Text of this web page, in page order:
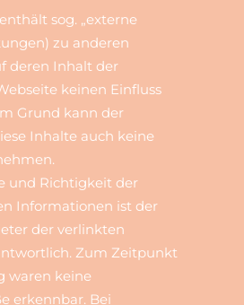
sog. „externe
zu anderen
deren Inhalt der
keinen Einfluss
Grund kann der
Inhalte auch keine
und Richtigkeit der
Informationen ist der
der verlinkten
Zum Zeitpunkt
waren keine
erkennbar. Bei